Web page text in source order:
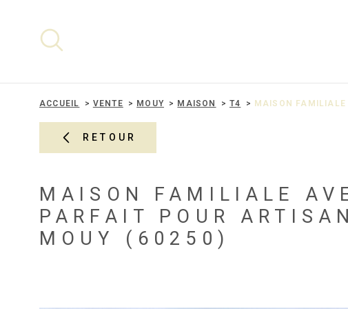
ACCUEIL VENTE MOUY MAISON T4 MAISON FAMILIALE
RETOUR
MAISON FAMILIALE
PARFAIT POUR
MOUY (60250)